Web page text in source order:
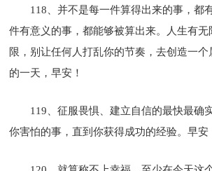
118、并不是每一件算得出来的事，都
件有意义的事，都能够被算出来。人生有
限，别让任何人打乱你的节奏，去创造一
的一天，早安！
119、征服畏惧、建立自信的最快最确
你害怕的事，直到你获得成功的经验。早安